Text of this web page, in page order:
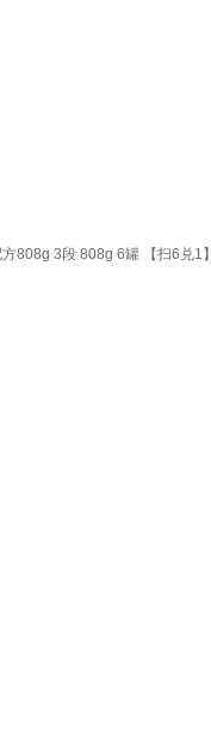
808g 3段 808g 6罐 【扫6兑1】